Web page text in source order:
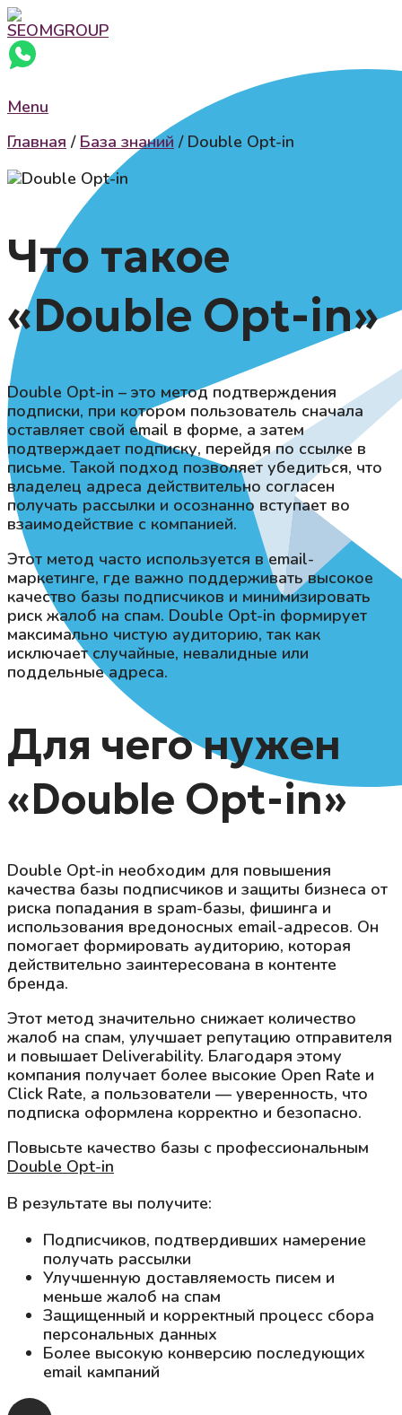
Menu
Главная / База знаний / Double Opt-in
Что такое
«Double Opt-in»
Double Opt-in – это метод подтверждения
подписки, при котором пользователь сначала
оставляет свой email в форме, а затем
подтверждает подписку, перейдя по ссылке в
письме. Такой подход позволяет убедиться, что
владелец адреса действительно согласен
получать рассылки и осознанно вступает во
взаимодействие с компанией.
Этот метод часто используется в email-
маркетинге, где важно поддерживать высокое
качество базы подписчиков и минимизировать
риск жалоб на спам. Double Opt-in формирует
максимально чистую аудиторию, так как
исключает случайные, невалидные или
поддельные адреса.
Для чего нужен
«Double Opt-in»
Double Opt-in необходим для повышения
качества базы подписчиков и защиты бизнеса от
риска попадания в spam-базы, фишинга и
использования вредоносных email-адресов. Он
помогает формировать аудиторию, которая
действительно заинтересована в контенте
бренда.
Этот метод значительно снижает количество
жалоб на спам, улучшает репутацию отправителя
и повышает Deliverability. Благодаря этому
компания получает более высокие Open Rate и
Click Rate, а пользователи — уверенность, что
подписка оформлена корректно и безопасно.
Повысьте качество базы с профессиональным
Double Opt-in
В результате вы получите:
Подписчиков, подтвердивших намерение
получать рассылки
Улучшенную доставляемость писем и
меньше жалоб на спам
Защищенный и корректный процесс сбора
персональных данных
Более высокую конверсию последующих
email кампаний